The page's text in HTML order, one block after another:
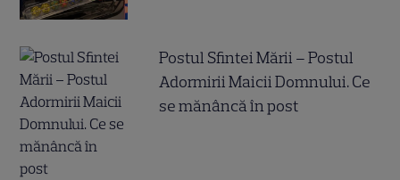
Postul Sfintei Mării – Postul
Adormirii Maicii Domnului. Ce
se mănâncă în post